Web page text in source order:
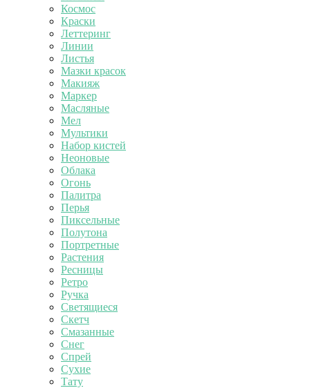
Космос
Краски
Леттеринг
Линии
Листья
Мазки красок
Макияж
Маркер
Масляные
Мел
Мультики
Набор кистей
Неоновые
Облака
Огонь
Палитра
Перья
Пиксельные
Полутона
Портретные
Растения
Ресницы
Ретро
Ручка
Светящиеся
Скетч
Смазанные
Снег
Спрей
Сухие
Тату